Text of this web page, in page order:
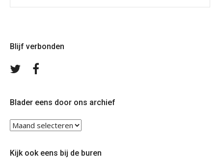
Blijf verbonden
Volg
Blader eens door ons archief
Blader
eens
ons
Kijk ook eens bij de buren